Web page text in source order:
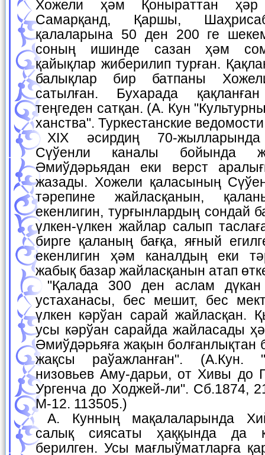
Хожели ҳәм Қоныраттан
Самарқанд, Қаршы,
қалаларына 50 ден 200 ге
соның ишинде сазан ҳәм
қайықлар жиберилип турған.
балықлар бир батпаны
сатылған. Бухарада
теңгеден сатқан. (А. Кун
ханства". Туркестанские
XIX әсирдиң 70-жылларында Хожели қаласы
Сүўенли каналы бойында
Әмиўдәрьядан еки верст
жазады. Хожели қаласының
тәрепине жайласқанын,
екенлигин, турғынлардың сондай
үлкен-үлкен жайлар салып
бирге қаланың бағқа, яғный
екенлигин ҳәм каналдың еки
жабық базар жайласқанын атап
"Қалада 300 ден аслам дүкан ҳәм өнерментлер
устаханасы, бес мешит, бес
үлкен кәрўан сарай жайласқан.
усы кәрўан сарайда жайласады
Әмиўдәрьяға жақын
жақсы раўажланған". (А.Кун.
низовьев Аму-дарьи, от Хивы до
Ургенча до Ходжей-ли". Сб.1874,
М-12. 113505.)
А. Кунның мақалаларында Хийўа ханлығындағы
салық сиясаты ҳаққында да
берилген. Усы мағлыўматларға